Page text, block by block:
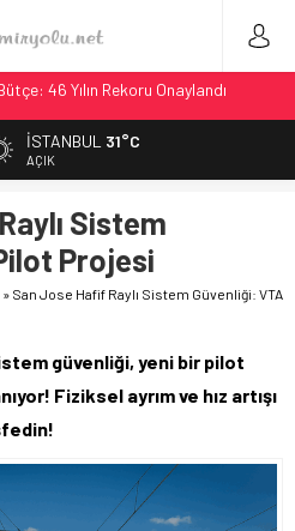
46 Yılın Rekoru Onaylandı
Enerjili Tesisten İlk Rayı Sevk Etti
4 Üniversiteyle Araştırma
Milyon Dolarlık Yeşil Yatırım Ödülü
BVLOS Drone’larla Müdahale
İSTANBUL 31°C
AÇIK
Sistem
Projesi
» San Jose Hafif Raylı Sistem Güvenliği: VTA
güvenliği, yeni bir pilot
Fiziksel ayrım ve hız artışı